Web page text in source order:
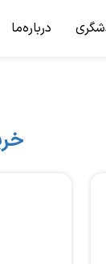
درباره‌ما